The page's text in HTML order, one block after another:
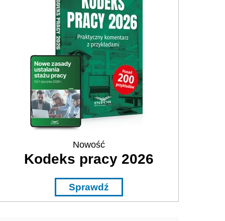
Nowość
Kodeks pracy 2026
Sprawdź